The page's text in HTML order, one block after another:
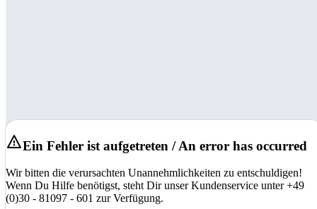
Ein Fehler ist aufgetreten / An error has occurred
Wir bitten die verursachten Unannehmlichkeiten zu entschuldigen!
Wenn Du Hilfe benötigst, steht Dir unser Kundenservice unter +49
(0)30 - 81097 - 601 zur Verfügung.